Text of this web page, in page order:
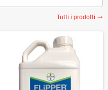
Tutti i prodotti trending_flat